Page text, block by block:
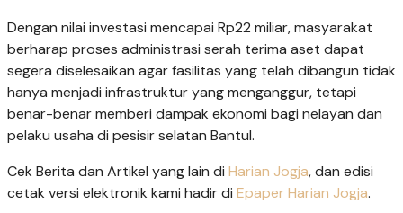
Dengan nilai investasi mencapai Rp22 miliar, masyarakat
berharap proses administrasi serah terima aset dapat
segera diselesaikan agar fasilitas yang telah dibangun tidak
hanya menjadi infrastruktur yang menganggur, tetapi
benar-benar memberi dampak ekonomi bagi nelayan dan
pelaku usaha di pesisir selatan Bantul.
Cek Berita dan Artikel yang lain di Harian Jogja, dan edisi
cetak versi elektronik kami hadir di Epaper Harian Jogja.